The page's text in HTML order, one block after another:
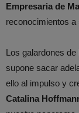
Empresaria de
reconocimientos a
Los galardones
supone sacar
ello al impulso y
Catalina